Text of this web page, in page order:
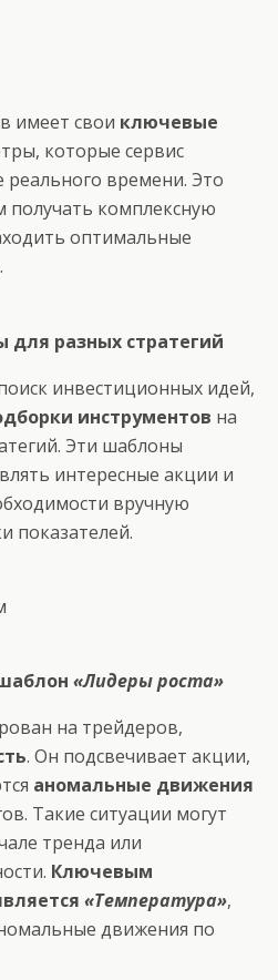
имеет свои ключевые
которые сервис
времени. Это
получать комплексную
оптимальные
разных стратегий
инвестиционных идей,
инструментов на
Эти шаблоны
интересные акции и
вручную
показателей.
«Лидеры роста»
на трейдеров,
. Он подсвечивает акции,
аномальные движения
Такие ситуации могут
тренда или
Ключевым
«Температура»,
движения по